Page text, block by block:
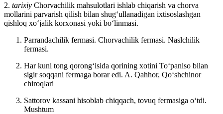
2. tarixiy Chorvachilik mahsulotlari ishlab chiqarish va chorva
mollarini parvarish qilish bilan shugʻullanadigan ixtisoslashgan
qishloq xoʻjalik korxonasi yoki boʻlinmasi.
Parrandachilik fermasi. Chorvachilik fermasi. Naslchilik
fermasi.
Har kuni tong qorongʻisida qorining xotini Toʻpaniso bilan
sigir soqqani fermaga borar edi. A. Qahhor, Qoʻshchinor
chiroqlari
Sattorov kassani hisoblab chiqqach, tovuq fermasiga oʻtdi.
Mushtum